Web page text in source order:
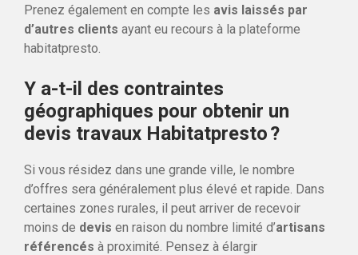
Prenez également en compte les avis laissés par
d’autres clients ayant eu recours à la plateforme
habitatpresto.
Y a-t-il des contraintes
géographiques pour obtenir un
devis travaux Habitatpresto ?
Si vous résidez dans une grande ville, le nombre
d’offres sera généralement plus élevé et rapide. Dans
certaines zones rurales, il peut arriver de recevoir
moins de devis en raison du nombre limité d’artisans
référencés à proximité. Pensez à élargir